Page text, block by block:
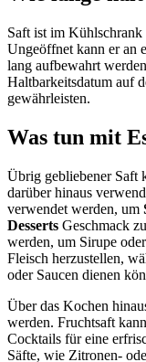
Saft ist im
Ungeöffnet kann er an
lang aufbewahrt
Haltbarkeitsdatum auf
gewährleisten.
Was tun mit
Übrig gebliebener Saft
darüber hinaus
verwendet werden, um
Desserts Geschmack
werden, um Sirupe
Fleisch herzustellen,
oder Saucen dienen
Über das Kochen
werden. Fruchtsaft
Cocktails für eine
Säfte, wie Zitronen-